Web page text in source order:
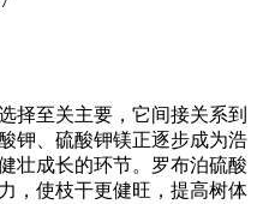
至关主要，它间接关系到
钾、硫酸钾镁正逐步成为浩
壮成长的环节。罗布泊硫酸
，使枝干更健旺，提高树体